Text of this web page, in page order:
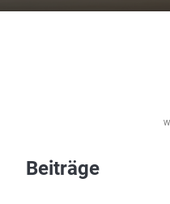
Beiträge